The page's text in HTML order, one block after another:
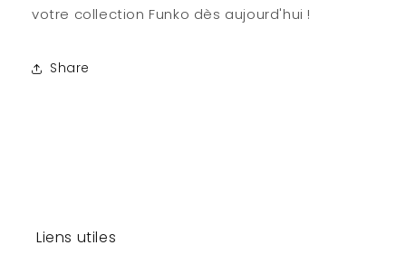
votre collection Funko dès aujourd'hui !
Share
Liens utiles